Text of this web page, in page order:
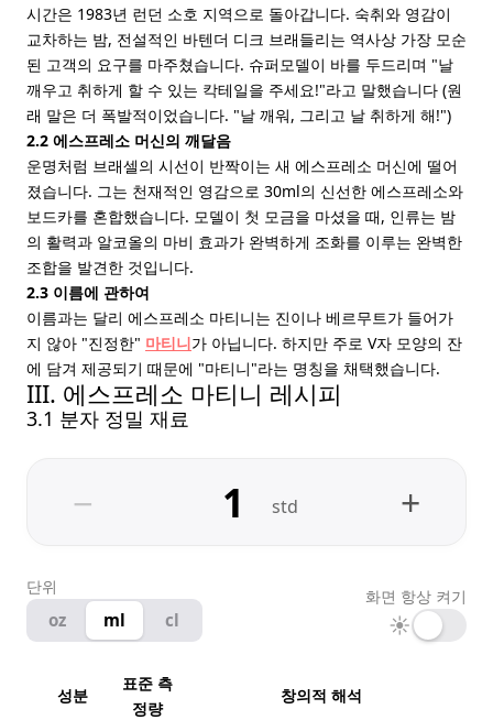
시간은 1983년 런던 소호 지역으로 돌아갑니다. 숙취와 영감이
교차하는 밤, 전설적인 바텐더 디크 브래들리는 역사상 가장 모순
된 고객의 요구를 마주쳤습니다. 슈퍼모델이 바를 두드리며 "날
깨우고 취하게 할 수 있는 칵테일을 주세요!"라고 말했습니다 (원
래 말은 더 폭발적이었습니다. "날 깨워, 그리고 날 취하게 해!")
2.2 에스프레소 머신의 깨달음
운명처럼 브래셀의 시선이 반짝이는 새 에스프레소 머신에 떨어
졌습니다. 그는 천재적인 영감으로 30ml의 신선한 에스프레소와
보드카를 혼합했습니다. 모델이 첫 모금을 마셨을 때, 인류는 밤
의 활력과 알코올의 마비 효과가 완벽하게 조화를 이루는 완벽한
조합을 발견한 것입니다.
2.3 이름에 관하여
이름과는 달리 에스프레소 마티니는 진이나 베르무트가 들어가
지 않아 "진정한" 마티니가 아닙니다. 하지만 주로 V자 모양의 잔
에 담겨 제공되기 때문에 "마티니"라는 명칭을 채택했습니다.
III. 에스프레소 마티니 레시피
3.1 분자 정밀 재료
− std +
단위
oz ml cl
화면 항상 켜기
☀
성분
표준 측
정량
창의적 해석